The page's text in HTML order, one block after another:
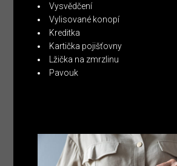
Vysvědčení
Vylisované konopí
Kreditka
Kartička pojišťovny
Lžička na zmrzlinu
Pavouk